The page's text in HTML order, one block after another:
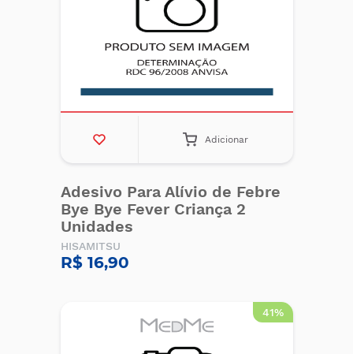
Adicionar
Adesivo Para Alívio de Febre
Bye Bye Fever Criança 2
Unidades
HISAMITSU
R$ 16,90
41%